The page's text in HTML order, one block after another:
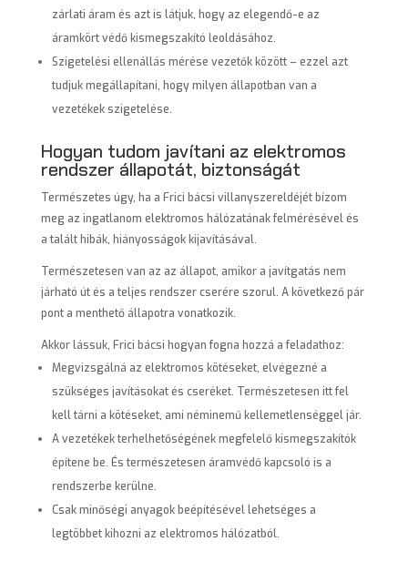
zárlati áram és azt is látjuk, hogy az elegendő-e az
áramkört védő kismegszakító leoldásához.
Szigetelési ellenállás mérése vezetők között – ezzel azt
tudjuk megállapítani, hogy milyen állapotban van a
vezetékek szigetelése.
Hogyan tudom javítani az elektromos
rendszer állapotát, biztonságát
Természetes úgy, ha a Frici bácsi villanyszereldéjét bízom
meg az ingatlanom elektromos hálózatának felmérésével és
a talált hibák, hiányosságok kijavításával.
Természetesen van az az állapot, amikor a javítgatás nem
járható út és a teljes rendszer cserére szorul. A következő pár
pont a menthető állapotra vonatkozik.
Akkor lássuk, Frici bácsi hogyan fogna hozzá a feladathoz:
Megvizsgálná az elektromos kötéseket, elvégezné a
szükséges javításokat és cseréket. Természetesen itt fel
kell tárni a kötéseket, ami néminemű kellemetlenséggel jár.
A vezetékek terhelhetőségének megfelelő kismegszakítók
építene be. És természetesen áramvédő kapcsoló is a
rendszerbe kerülne.
Csak minőségi anyagok beépítésével lehetséges a
legtöbbet kihozni az elektromos hálózatból.